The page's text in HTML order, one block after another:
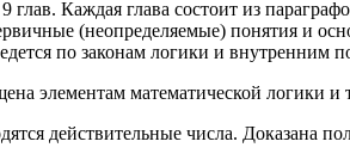
глав. Каждая глава состоит из
(неопределяемые) понятия и
по законам логики и внутренним
элементам математической
действительные числа. Доказана